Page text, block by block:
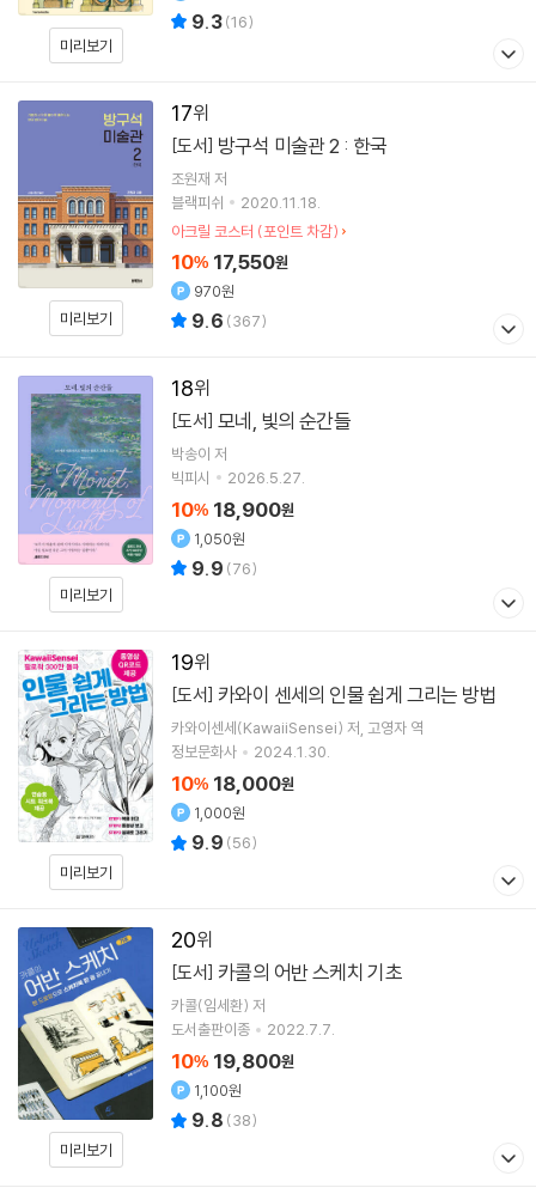
미리보기
9.3(16)
17
미리보기
[도서] 방구석 미술관 2 : 한국
조원재 저
블랙피쉬
2020.11.18.
아크릴 코스터 (포인트 차감)
10% 17,550원
970원
9.6 (367)
18
미리보기
[도서] 모네, 빛의 순간들
박송이 저
빅피시
2026.5.27.
10% 18,900원
1,050원
9.9 (76)
19
미리보기
[도서] 카와이 센세의 인물 쉽게 그리는 방법
카와이센세(KawaiiSensei) 저 고영자 역
정보문화사
2024.1.30.
10% 18,000원
1,000원
9.9 (56)
20
미리보기
[도서] 카콜의 어반 스케치 기초
카콜(임세환) 저
도서출판이종
2022.7.7.
10% 19,800원
1,100원
9.8 (38)